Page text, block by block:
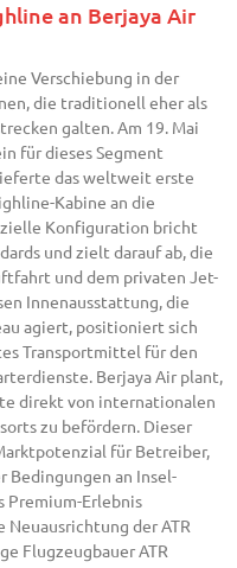
an Berjaya Air
Verschiebung in der
die traditionell eher als
galten. Am 19. Mai
für dieses Segment
das weltweit erste
Kabine an die
Konfiguration bricht
und zielt darauf ab, die
und dem privaten Jet-
Innenausstattung, die
agiert, positioniert sich
Transportmittel für den
Berjaya Air plant,
direkt von internationalen
zu befördern. Dieser
für Betreiber,
an Insel-
Premium-Erlebnis
der ATR
Flugzeugbauer ATR